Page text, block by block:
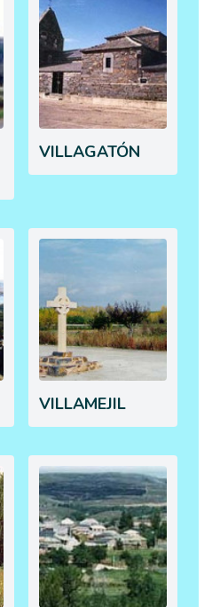
VILLAGATÓN
VILLAMEJIL